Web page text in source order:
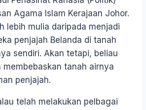
Agama Islam Kerajaan Johor.
lebih mulia daripada menjadi
penjajah Belanda di tanah
sendiri. Akan tetapi, beliau
tanah airnya
penjajah.
telah melakukan pelbagai